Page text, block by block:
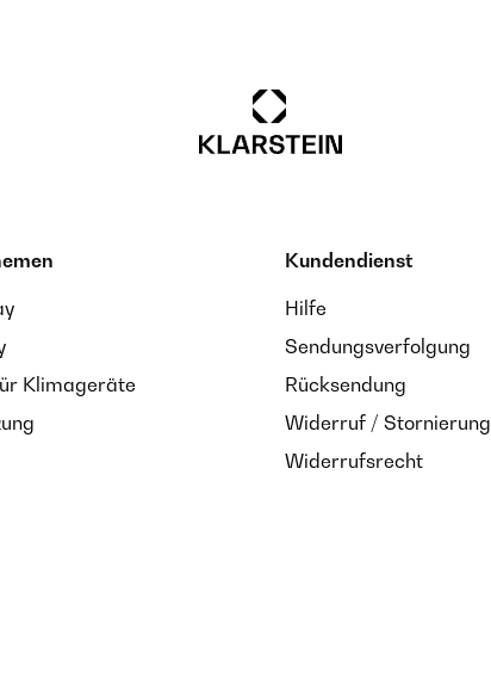
Klimageräte
Kundendienst
Hilfe
Sendungsverfolgung
Rücksendung
Widerruf / Stornierung
Widerrufsrecht